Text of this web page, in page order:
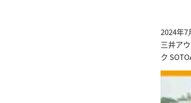
2024年7
三井ア
ク